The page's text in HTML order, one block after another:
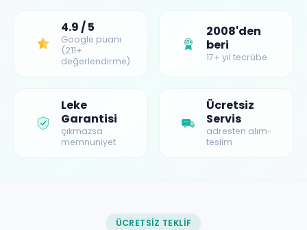
4.9 / 5
Google puanı
(211+
değerlendirme)
17+
2008'den
beri
17+ yıl tecrübe
Leke
Garantisi
çıkmazsa
memnuniyet
Ücretsiz
Servis
adresten alım-
teslim
ÜCRETSIZ TEKLIF